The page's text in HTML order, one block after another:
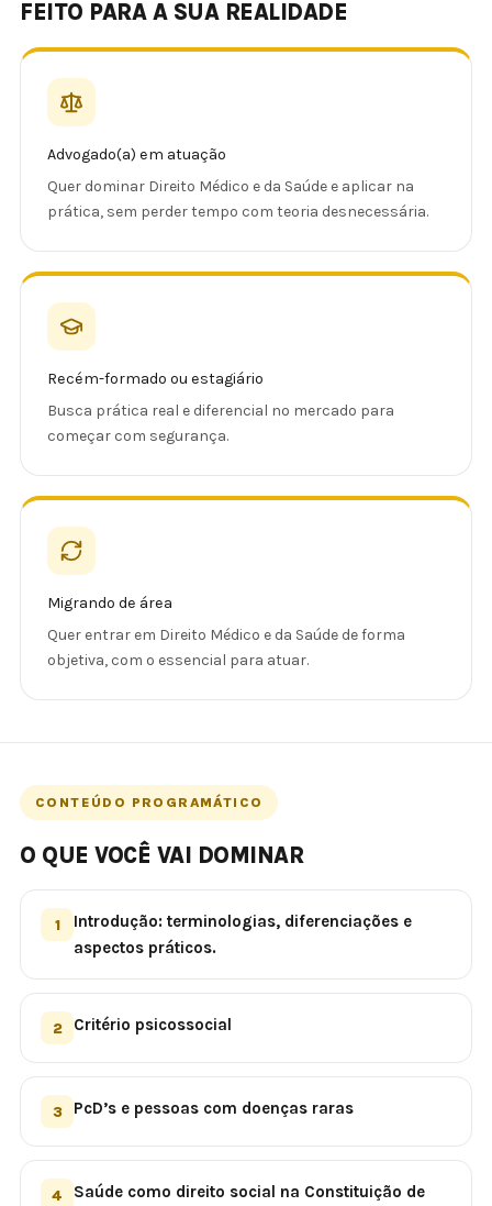
FEITO PARA A SUA REALIDADE
Advogado(a) em atuação
Quer dominar Direito Médico e da Saúde e aplicar na
prática, sem perder tempo com teoria desnecessária.
Recém-formado ou estagiário
Busca prática real e diferencial no mercado para
começar com segurança.
Migrando de área
Quer entrar em Direito Médico e da Saúde de forma
objetiva, com o essencial para atuar.
CONTEÚDO PROGRAMÁTICO
O QUE VOCÊ VAI DOMINAR
1
Introdução: terminologias, diferenciações e
aspectos práticos.
2 Critério psicossocial
3 PcD’s e pessoas com doenças raras
4 Saúde como direito social na Constituição de